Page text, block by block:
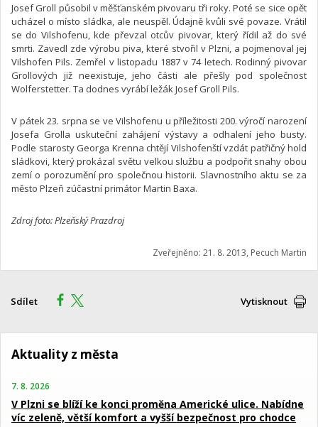
Josef Groll působil v měšťanském pivovaru tři roky. Poté se sice opět
ucházel o místo sládka, ale neuspěl. Údajně kvůli své povaze. Vrátil
se do Vilshofenu, kde převzal otcův pivovar, který řídil až do své
smrti. Zavedl zde výrobu piva, které stvořil v Plzni, a pojmenoval jej
Vilshofen Pils. Zemřel v listopadu 1887 v 74 letech. Rodinný pivovar
Grollových již neexistuje, jeho části ale přešly pod společnost
Wolferstetter. Ta dodnes vyrábí ležák Josef Groll Pils.
V pátek 23. srpna se ve Vilshofenu u příležitosti 200. výročí narození
Josefa Grolla uskuteční zahájení výstavy a odhalení jeho busty.
Podle starosty Georga Krenna chtějí Vilshofenští vzdát patřičný hold
sládkovi, který prokázal světu velkou službu a podpořit snahy obou
zemí o porozumění pro společnou historii. Slavnostního aktu se za
město Plzeň zúčastní primátor Martin Baxa.
Zdroj foto: Plzeňský Prazdroj
Zveřejněno: 21. 8. 2013, Pecuch Martin
Sdílet Vytisknout
Aktuality z města
7. 8. 2026
V Plzni se blíží ke konci proměna Americké ulice. Nabídne
víc zeleně, větší komfort a vyšší bezpečnost pro chodce